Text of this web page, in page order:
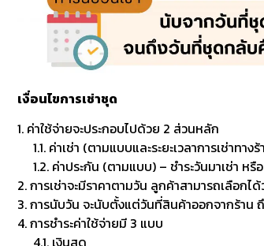
เงื่อนไขการเช่าชุด
1. ค่าใช้จ่ายจะประกอบไปด้วย 2 ส่วนหลัก
1.1. ค่าเช่า (ตามแบบและระยะเวลาการเช่าทา
1.2. ค่าประกัน (ตามแบบ) – ชำระวันมาเช่า ห
2. การเช่าจะมีราคาตามวัน ลูกค้าสามารถเลือกไ
3. การนับวัน จะนับตั้งแต่วันที่สินค้าออกจากร้าน
4. การชำระค่าใช้จ่ายมี 3 แบบ
4.1. เงินสด